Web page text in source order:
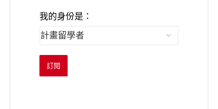
我的身份是：
訂閱